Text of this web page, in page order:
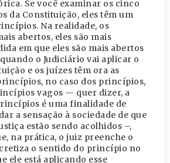
Se você examinar os cinco
da Constituição, eles têm um
Na realidade, os
abertos, eles são mais
em que eles são mais abertos
o Judiciário vai aplicar o
e os juízes têm ora as
no caso dos princípios,
vagos — quer dizer, a
é uma finalidade de
a sensação à sociedade de que
estão sendo acolhidos –,
na prática, o juiz preenche o
o sentido do princípio no
ele está aplicando esse